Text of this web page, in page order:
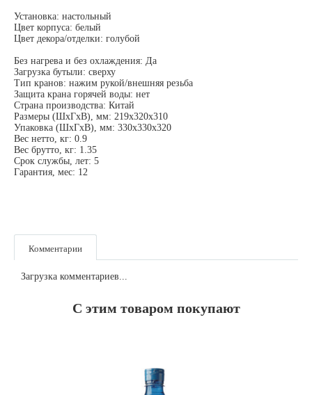
Установка: настольный
Цвет корпуса: белый
Цвет декора/отделки: голубой
Без нагрева и без охлаждения: Да
Загрузка бутыли: сверху
Тип кранов: нажим рукой/внешняя резьба
Защита крана горячей воды: нет
Страна производства: Китай
Размеры (ШхГхВ), мм: 219х320х310
Упаковка (ШхГхВ), мм: 330х330х320
Вес нетто, кг: 0.9
Вес брутто, кг: 1.35
Срок службы, лет: 5
Гарантия, мес: 12
Комментарии
Загрузка комментариев...
С этим товаром покупают